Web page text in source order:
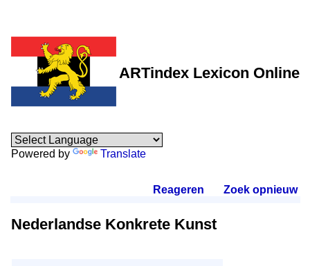
ARTindex Lexicon Online
Powered by Translate
Reageren Zoek opnieuw.
Nederlandse Konkrete Kunst